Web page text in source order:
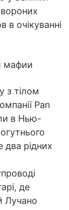
в очікуванні
з тілом
Pan
в Нью-
рідних
де
Лучано